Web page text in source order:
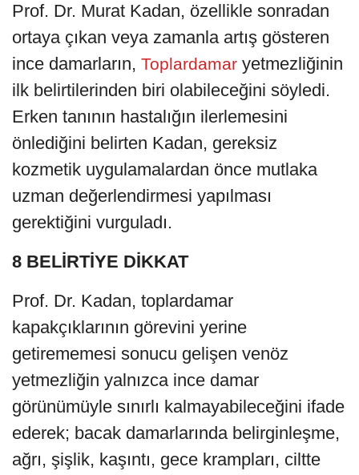
Prof. Dr. Murat Kadan, özellikle sonradan
ortaya çıkan veya zamanla artış gösteren
ince damarların, Toplardamar yetmezliğinin
ilk belirtilerinden biri olabileceğini söyledi.
Erken tanının hastalığın ilerlemesini
önlediğini belirten Kadan, gereksiz
kozmetik uygulamalardan önce mutlaka
uzman değerlendirmesi yapılması
gerektiğini vurguladı.
8 BELİRTİYE DİKKAT
Prof. Dr. Kadan, toplardamar
kapakçıklarının görevini yerine
getirememesi sonucu gelişen venöz
yetmezliğin yalnızca ince damar
görünümüyle sınırlı kalmayabileceğini ifade
ederek; bacak damarlarında belirginleşme,
ağrı, şişlik, kaşıntı, gece krampları, ciltte